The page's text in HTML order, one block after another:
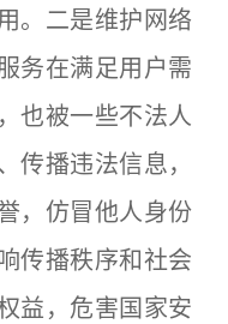
。二是维护网络
务在满足用户需
也被一些不法人
传播违法信息，
，仿冒他人身份
传播秩序和社会
益，危害国家安